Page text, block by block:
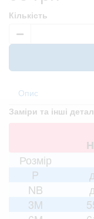
Кількість
Опис
Заміри та інші
Розмір
P
NB
3M